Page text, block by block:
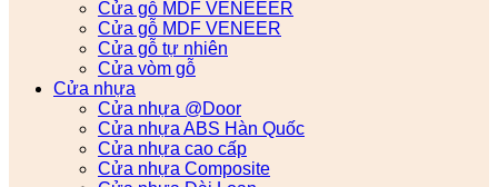
Cửa gỗ MDF VENEEER
Cửa gỗ MDF VENEER
Cửa gỗ tự nhiên
Cửa vòm gỗ
Cửa nhựa
Cửa nhựa @Door
Cửa nhựa ABS Hàn Quốc
Cửa nhựa cao cấp
Cửa nhựa Composite